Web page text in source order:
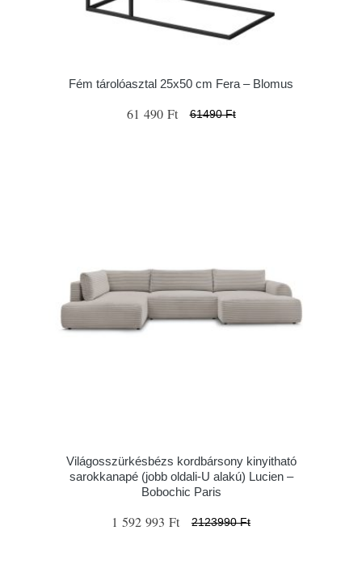
Fém tárolóasztal 25x50 cm Fera – Blomus
61 490 Ft 61490 Ft
Világosszürkésbézs kordbársony kinyitható
sarokkanapé (jobb oldali-U alakú) Lucien –
Bobochic Paris
1 592 993 Ft 2123990 Ft